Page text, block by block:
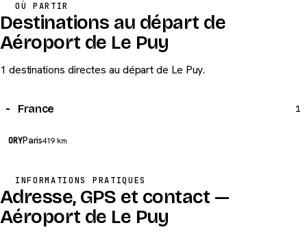
OÙ PARTIR
Destinations au départ de
Aéroport de Le Puy
1 destinations directes au départ de Le Puy.
France 1
ORYParis419 km
INFORMATIONS PRATIQUES
Adresse, GPS et contact —
Aéroport de Le Puy